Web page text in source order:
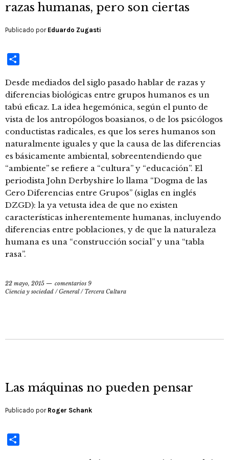
razas humanas, pero son ciertas
Publicado por Eduardo Zugasti
Desde mediados del siglo pasado hablar de razas y
diferencias biológicas entre grupos humanos es un
tabú eficaz. La idea hegemónica, según el punto de
vista de los antropólogos boasianos, o de los psicólogos
conductistas radicales, es que los seres humanos son
naturalmente iguales y que la causa de las diferencias
es básicamente ambiental, sobreentendiendo que
“ambiente” se refiere a “cultura” y “educación”. El
periodista John Derbyshire lo llama “Dogma de las
Cero Diferencias entre Grupos” (siglas en inglés
DZGD): la ya vetusta idea de que no existen
características inherentemente humanas, incluyendo
diferencias entre poblaciones, y de que la naturaleza
humana es una “construcción social” y una “tabla
rasa”.
22 mayo, 2015
comentarios 9
Ciencia y sociedad /General/ Tercera Cultura
Las máquinas no pueden pensar
Publicado por Roger Schank